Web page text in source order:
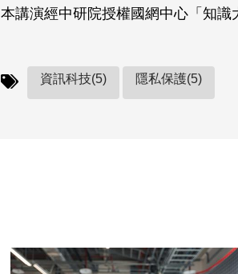
本講演經中研院授權國網中心「知識
資訊科技(5) 隱私保護(5)